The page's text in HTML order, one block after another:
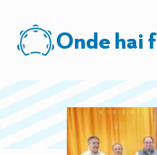
Onde hai